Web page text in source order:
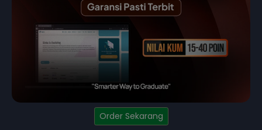
Order Sekarang